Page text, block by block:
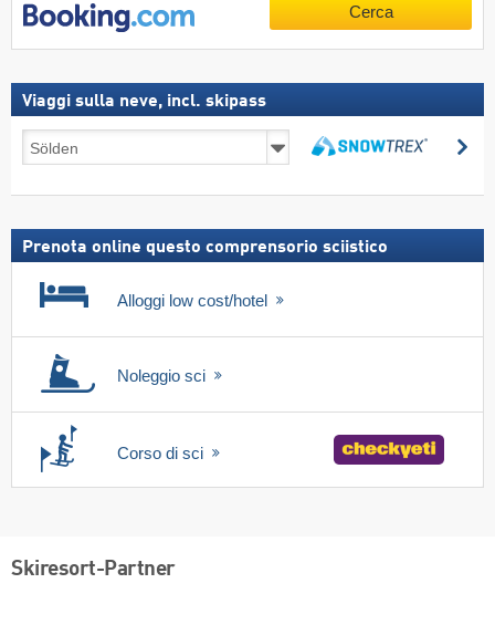
Cerca
Viaggi sulla neve, incl. skipass
sulla
incl.
Prenota online questo comprensorio sciistico
Alloggi low cost/hotel
Noleggio sci
Corso di sci
Skiresort-Partner